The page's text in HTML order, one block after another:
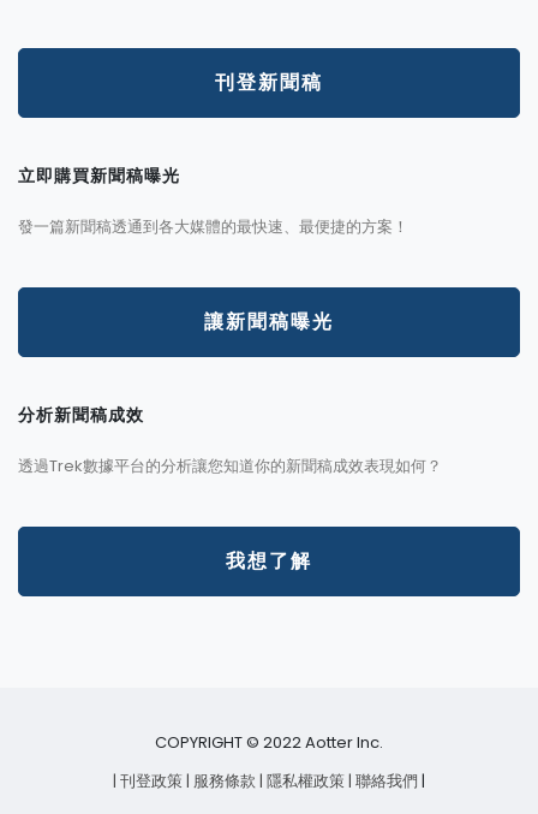
刊登新聞稿
立即購買新聞稿曝光
發一篇新聞稿透通到各大媒體的最快速、最便捷的方案！
讓新聞稿曝光
分析新聞稿成效
透過Trek數據平台的分析讓您知道你的新聞稿成效表現如何？
我想了解
COPYRIGHT © 2022 Aotter Inc.
| 刊登政策| 服務條款 | 隱私權政策| 聯絡我們 |